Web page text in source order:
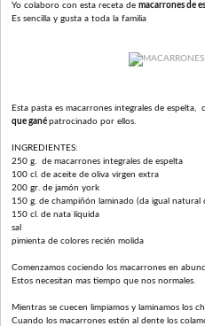
Yo colaboro con esta receta de macarrones de
Es sencilla y gusta a toda la familia
Esta pasta es macarrones integrales de espelta,
que gané patrocinado por ellos.
INGREDIENTES:
250 g. de macarrones integrales de espelta
100 cl. de aceite de oliva virgen extra
200 gr. de jamón york
150 g. de champiñón laminado (da igual natural
150 cl. de nata líquida
sal
pimienta de colores recién molida
Comenzamos cociendo los macarrones en
Estos necesitan mas tiempo que nos normales.
Mientras se cuecen limpiamos y laminamos los
Cuando los macarrones estén al dente los